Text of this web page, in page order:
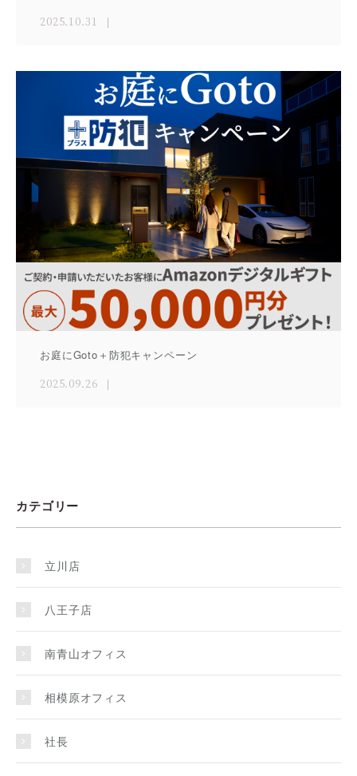
2025.10.31
お庭にGoto＋防犯キャンペーン
2025.09.26
カテゴリー
立川店
八王子店
南青山オフィス
相模原オフィス
社長